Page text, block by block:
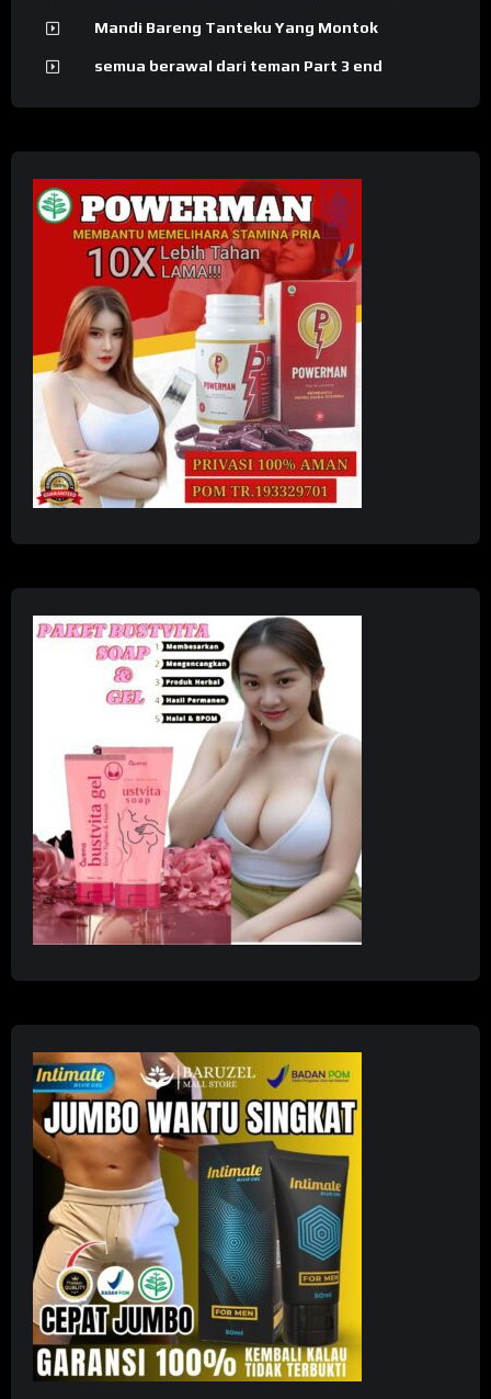
Mandi Bareng Tanteku Yang Montok
semua berawal dari teman Part 3 end